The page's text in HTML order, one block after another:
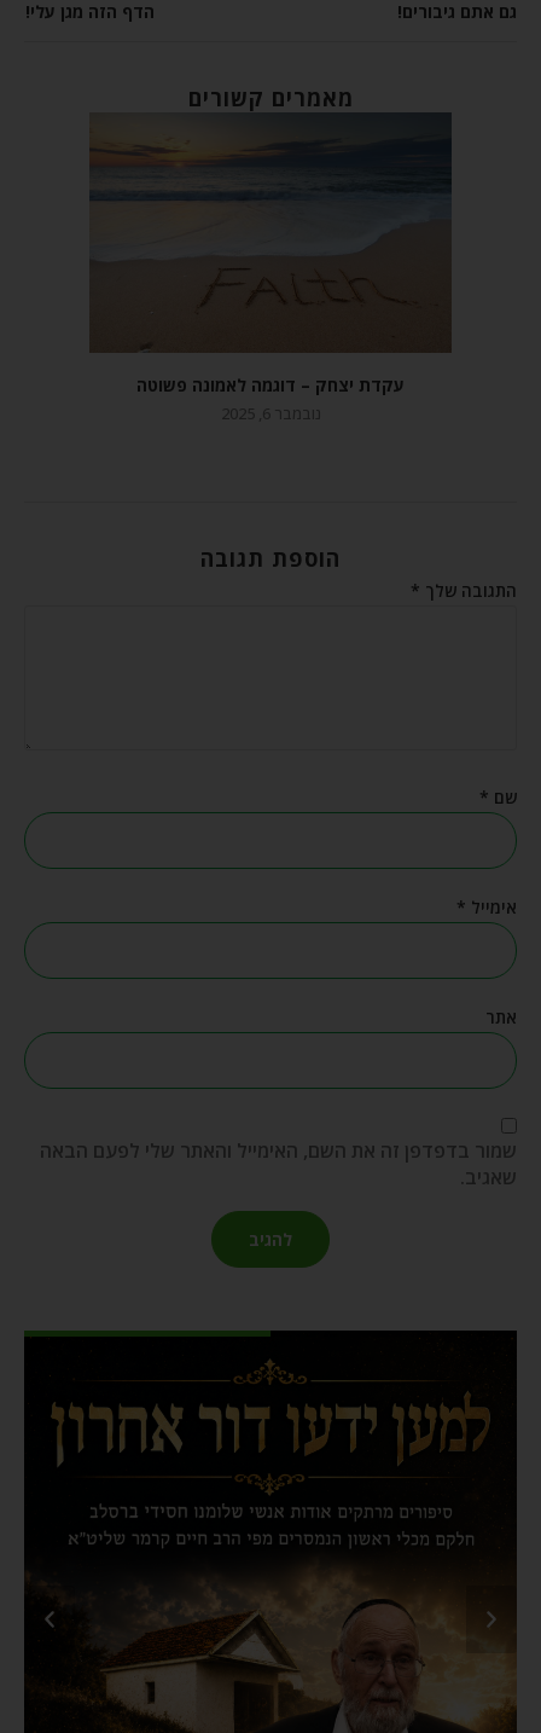
גם אתם גיבורים! הדף הזה מגן עלי!
מאמרים קשורים
עקדת יצחק – דוגמה לאמונה פשוטה
נובמבר 6, 2025
הוספת תגובה
התגובה שלך *
שם *
אימייל *
אתר
שמור בדפדפן זה את השם, האימייל והאתר שלי לפעם הבאה
שאגיב.